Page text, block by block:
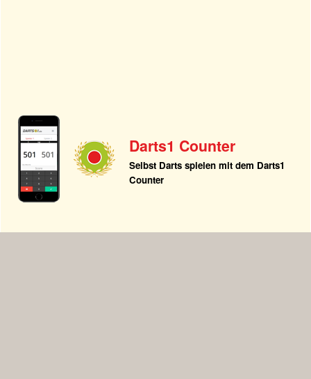
Darts1 Counter
Selbst Darts spielen mit dem Darts1
Counter